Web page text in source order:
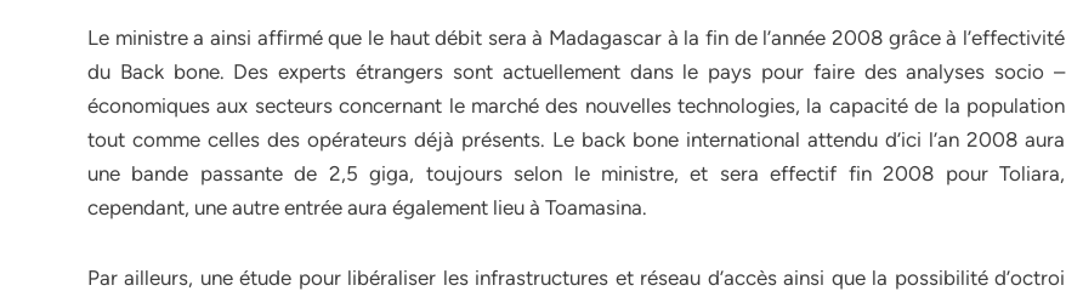
Le ministre a ainsi affirmé que le haut débit sera à Madagascar à la fin de l’année 2008 grâce à l’effectivité
du Back bone. Des experts étrangers sont actuellement dans le pays pour faire des analyses socio –
économiques aux secteurs concernant le marché des nouvelles technologies, la capacité de la population
tout comme celles des opérateurs déjà présents. Le back bone international attendu d’ici l’an 2008 aura
une bande passante de 2,5 giga, toujours selon le ministre, et sera effectif fin 2008 pour Toliara,
cependant, une autre entrée aura également lieu à Toamasina.
Par ailleurs, une étude pour libéraliser les infrastructures et réseau d’accès ainsi que la possibilité d’octroi